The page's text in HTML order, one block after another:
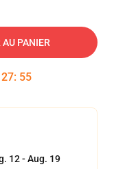
PANIER
27: 54
12 - Aug. 19